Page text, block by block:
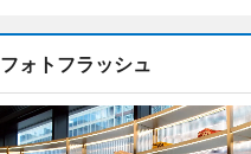
フォトフラッシュ